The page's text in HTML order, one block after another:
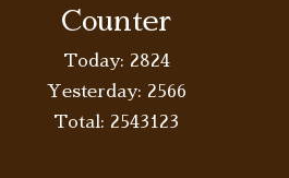
Counter
Today: 2824
Yesterday: 2566
Total: 2543123